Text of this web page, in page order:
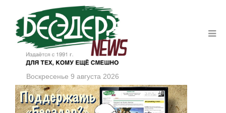
Воскресенье 9 августа 2026